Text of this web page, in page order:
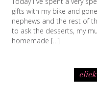
gifts with my bike and
nephews and the rest of
to ask the desserts, my
homemade […]
click